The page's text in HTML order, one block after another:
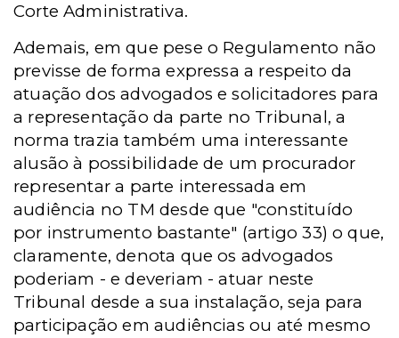
Corte Administrativa.
Ademais, em que pese o Regulamento não
previsse de forma expressa a respeito da
atuação dos advogados e solicitadores para
a representação da parte no Tribunal, a
norma trazia também uma interessante
alusão à possibilidade de um procurador
representar a parte interessada em
audiência no TM desde que "constituído
por instrumento bastante" (artigo 33) o que,
claramente, denota que os advogados
poderiam - e deveriam - atuar neste
Tribunal desde a sua instalação, seja para
participação em audiências ou até mesmo